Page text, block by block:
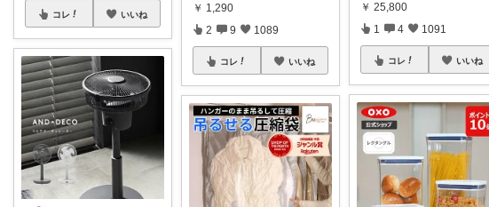
コレ いいね
￥ 1,290
2 9 1089
コレ いいね
￥ 25,800
1 4 1091
コレ いいね